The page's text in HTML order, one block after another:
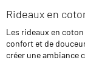
Rideaux en
Les rideaux en
confort et de
créer une ambiance